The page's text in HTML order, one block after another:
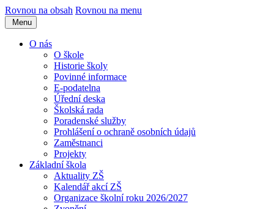
Rovnou na obsah Rovnou na menu
Menu
O nás
O škole
Historie školy
Povinné informace
E-podatelna
Úřední deska
Školská rada
Poradenské služby
Prohlášení o ochraně osobních údajů
Zaměstnanci
Projekty
Základní škola
Aktuality ZŠ
Kalendář akcí ZŠ
Organizace školní roku 2026/2027